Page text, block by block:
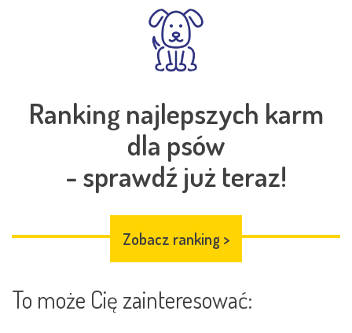
Ranking najlepszych karm
dla psów
- sprawdź już teraz!
Zobacz ranking >
To może Cię zainteresować: